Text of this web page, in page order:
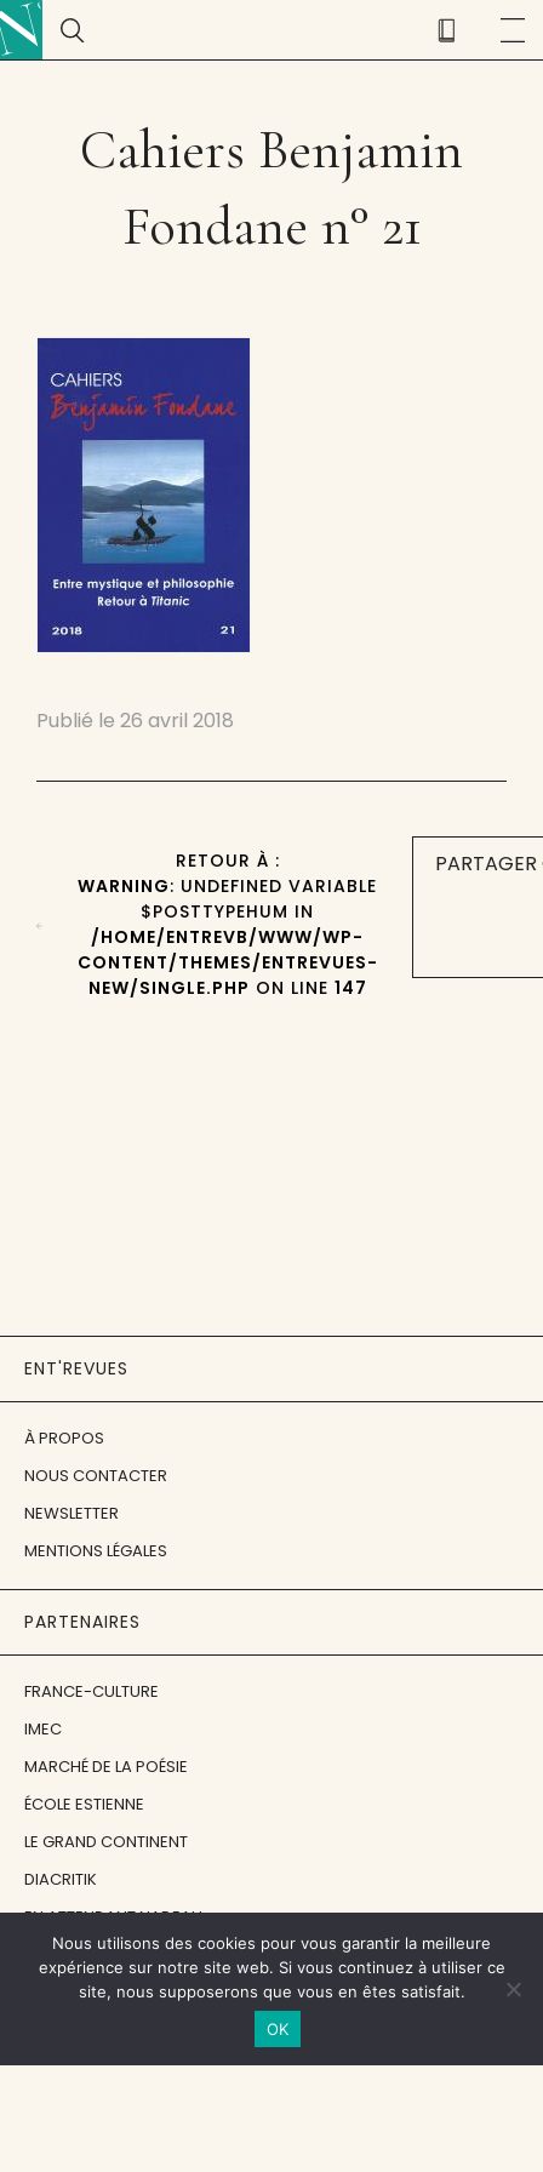
Cahiers Benjamin
Fondane n° 21
Publié le 26 avril 2018
RETOUR À :
WARNING: UNDEFINED VARIABLE
$POSTTYPEHUM IN
/HOME/ENTREVB/WWW/WP-
CONTENT/THEMES/ENTREVUES-
NEW/SINGLE.PHP ON LINE 147
ENT'REVUES
À PROPOS
NOUS CONTACTER
NEWSLETTER
MENTIONS LÉGALES
PARTENAIRES
FRANCE-CULTURE
IMEC
MARCHÉ DE LA POÉSIE
ÉCOLE ESTIENNE
LE GRAND CONTINENT
DIACRITIK
EN ATTENDANT NADEAU
NOS SOUTIENS
Nous utilisons des cookies pour vous garantir la meilleure
expérience sur notre site web. Si vous continuez à utiliser ce
site, nous supposerons que vous en êtes satisfait.
OK